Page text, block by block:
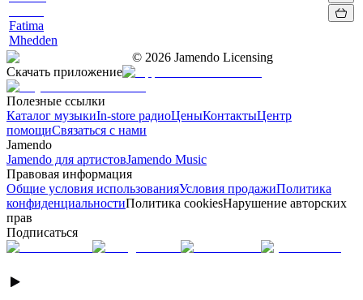
Fatima
Mhedden
© 2026 Jamendo Licensing
Скачать приложение
Полезные ссылки
Каталог музыкиIn-store радиоЦеныКонтактыЦентр
помощиСвязаться с нами
Jamendo
Jamendo для артистовJamendo Music
Правовая информация
Общие условия использованияУсловия продажиПолитика
конфиденциальностиПолитика cookiesНарушение авторских
прав
Подписаться